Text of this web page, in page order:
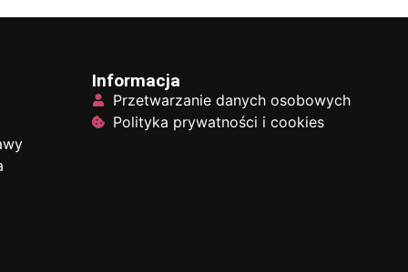
Informacja
Przetwarzanie danych osobowych
Polityka prywatności i cookies